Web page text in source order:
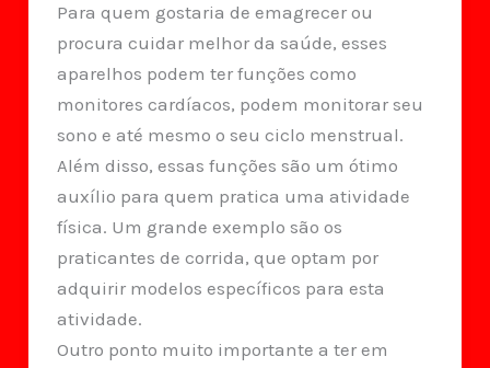
Para quem gostaria de emagrecer ou
procura cuidar melhor da saúde, esses
aparelhos podem ter funções como
monitores cardíacos, podem monitorar seu
sono e até mesmo o seu ciclo menstrual.
Além disso, essas funções são um ótimo
auxílio para quem pratica uma atividade
física. Um grande exemplo são os
praticantes de corrida, que optam por
adquirir modelos específicos para esta
atividade.
Outro ponto muito importante a ter em